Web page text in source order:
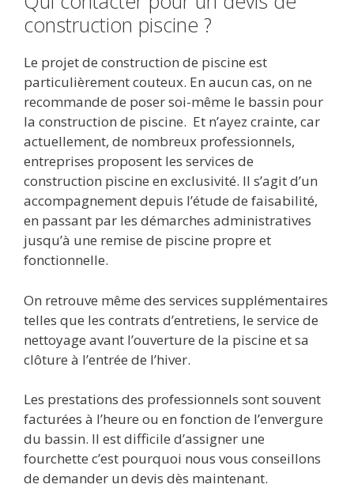
construction piscine ?
Le projet de construction de piscine est
particulièrement couteux. En aucun cas, on ne
recommande de poser soi-même le bassin pour
la construction de piscine. Et n’ayez crainte, car
actuellement, de nombreux professionnels,
entreprises proposent les services de
construction piscine en exclusivité. Il s’agit d’un
accompagnement depuis l’étude de faisabilité,
en passant par les démarches administratives
jusqu’à une remise de piscine propre et
fonctionnelle.
On retrouve même des services supplémentaires
telles que les contrats d’entretiens, le service de
nettoyage avant l’ouverture de la piscine et sa
clôture à l’entrée de l’hiver.
Les prestations des professionnels sont souvent
facturées à l’heure ou en fonction de l’envergure
du bassin. Il est difficile d’assigner une
fourchette c’est pourquoi nous vous conseillons
de demander un devis dès maintenant.